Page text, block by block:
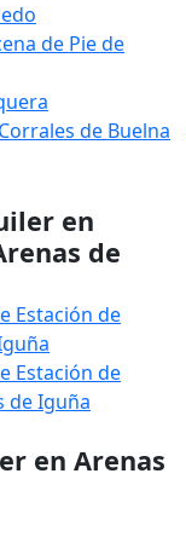
de Pie de
de Buelna
en
de
Estación de
Estación de
de Iguña
en Arenas